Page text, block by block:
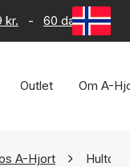
kr. - 60 dagers
Outlet Om A-
A-Hjort